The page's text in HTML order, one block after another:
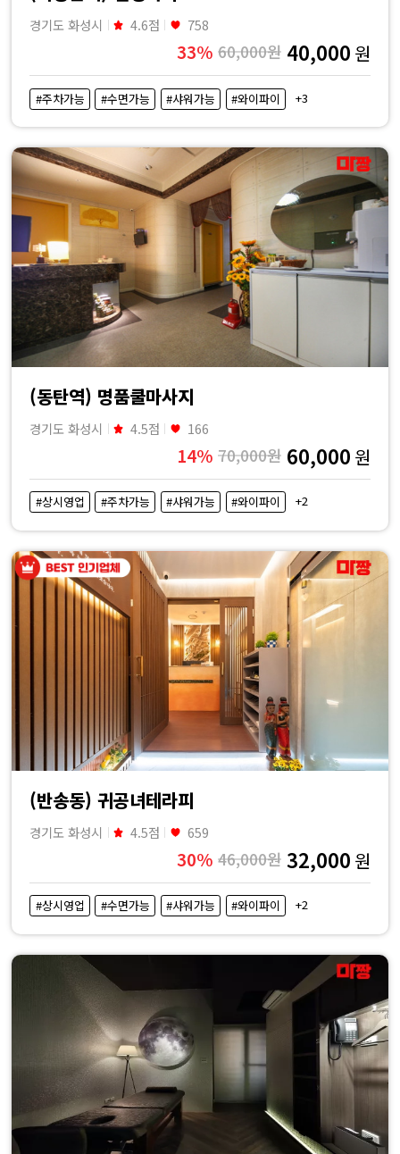
경기도 화성시 4.6점 758
33% 60,000원 40,000 원
#주차가능 #수면가능 #샤워가능 #와이파이 +3
(동탄역) 명품쿨마사지
경기도 화성시 4.5점 166
14% 70,000원 60,000 원
#상시영업 #주차가능 #샤워가능 #와이파이 +2
(반송동) 귀공녀테라피
경기도 화성시 4.5점 659
30% 46,000원 32,000 원
#상시영업 #수면가능 #샤워가능 #와이파이 +2